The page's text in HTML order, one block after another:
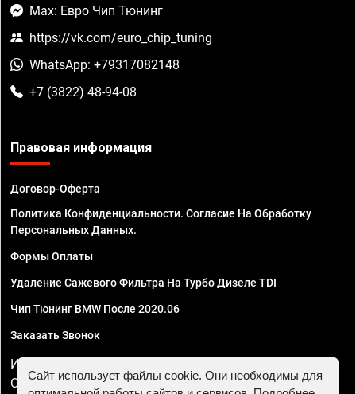
Max: Евро Чип Тюнинг
https://vk.com/euro_chip_tuning
WhatsApp: +79317082148
+7 (3822) 48-94-08
Правовая информация
Договор-Оферта
Политика Конфиденциальности. Согласие На Обработку
Персональных Данных.
Формы Оплаты
Удаление Сажевого Фильтра На Турбо Дизеле TDI
Чип Тюнинг BMW После 2020.06
Заказать Звонок
ИП Смирнов Георгий Павлович. ИНН 781302555843,
ОГРНИП 324470400032610
Сайт использует файлы cookie. Они необходимы для